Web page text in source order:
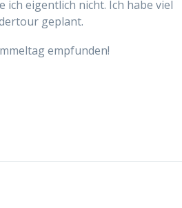
ich eigentlich nicht. Ich habe viel
geplant.
empfunden!